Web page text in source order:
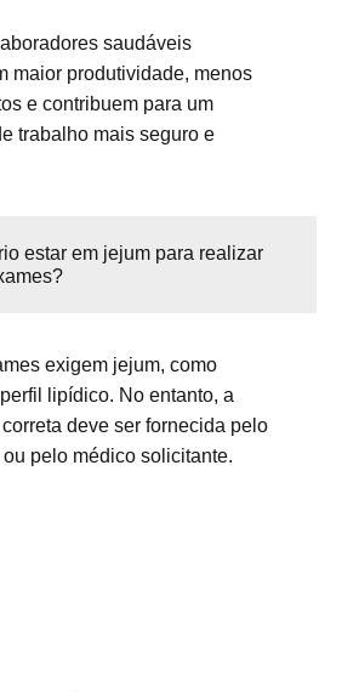
saudáveis
maior produtividade, menos
e contribuem para um
trabalho mais seguro e
estar em jejum para realizar
exigem jejum, como
lipídico. No entanto, a
deve ser fornecida pelo
ou pelo médico solicitante.